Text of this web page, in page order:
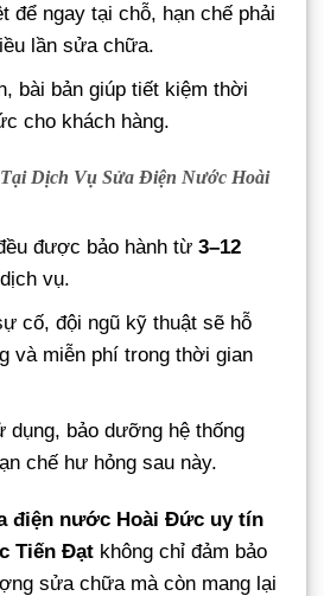
để ngay tại chỗ, hạn chế phải
lần sửa chữa.
bài bản giúp tiết kiệm thời
cho khách hàng.
Dịch Vụ Sửa Điện Nước Hoài
được bảo hành từ3–12
vụ.
cố, đội ngũ kỹ thuật sẽ hỗ
và miễn phí trong thời gian
dụng, bảo dưỡng hệ thống
chế hư hỏng sau này.
điện nước Hoài Đức uy tín
Tiến Đạt không chỉ đảm bảo
sửa chữa mà còn mang lại